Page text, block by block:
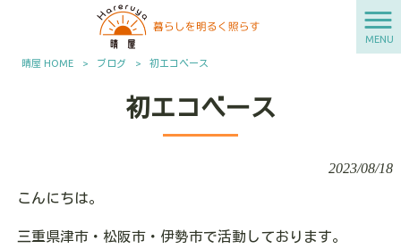
MENU
晴屋 HOME > ブログ > 初エコベース
初エコベース
2023/08/18
こんにちは。
三重県津市・松阪市・伊勢市で活動しております。